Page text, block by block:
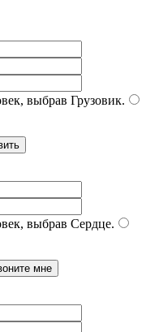
выбрав Грузовик.
выбрав Сердце.